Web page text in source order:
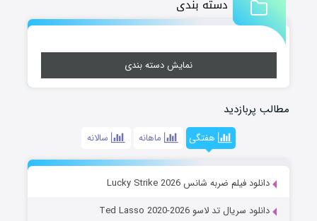
دسته بندی
نمایش دسته بندی
مطالب پربازدید
هفتگی ماهانه سالانه
دانلود فیلم ضربه شانس Lucky Strike 2026
دانلود سریال تد لاسو Ted Lasso 2020-2026